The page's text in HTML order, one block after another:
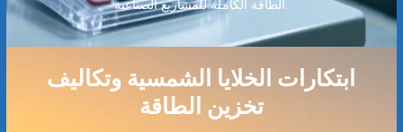
الطاقة الكاملة للمشاريع الصناعية.
ابتكارات الخلايا الشمسية وتكاليف
تخزين الطاقة